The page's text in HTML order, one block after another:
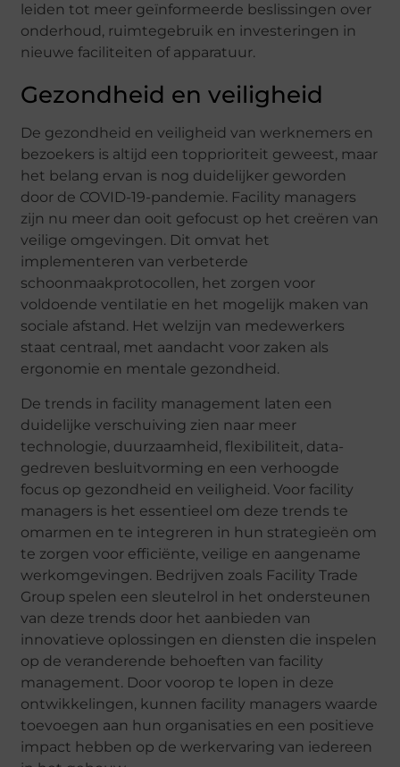
leiden tot meer geïnformeerde beslissingen over
onderhoud, ruimtegebruik en investeringen in
nieuwe faciliteiten of apparatuur.
Gezondheid en veiligheid
De gezondheid en veiligheid van werknemers en
bezoekers is altijd een topprioriteit geweest, maar
het belang ervan is nog duidelijker geworden
door de COVID-19-pandemie. Facility managers
zijn nu meer dan ooit gefocust op het creëren van
veilige omgevingen. Dit omvat het
implementeren van verbeterde
schoonmaakprotocollen, het zorgen voor
voldoende ventilatie en het mogelijk maken van
sociale afstand. Het welzijn van medewerkers
staat centraal, met aandacht voor zaken als
ergonomie en mentale gezondheid.
De trends in facility management laten een
duidelijke verschuiving zien naar meer
technologie, duurzaamheid, flexibiliteit, data-
gedreven besluitvorming en een verhoogde
focus op gezondheid en veiligheid. Voor facility
managers is het essentieel om deze trends te
omarmen en te integreren in hun strategieën om
te zorgen voor efficiënte, veilige en aangename
werkomgevingen. Bedrijven zoals Facility Trade
Group spelen een sleutelrol in het ondersteunen
van deze trends door het aanbieden van
innovatieve oplossingen en diensten die inspelen
op de veranderende behoeften van facility
management. Door voorop te lopen in deze
ontwikkelingen, kunnen facility managers waarde
toevoegen aan hun organisaties en een positieve
impact hebben op de werkervaring van iedereen